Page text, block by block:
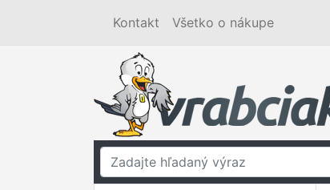
Kontakt Všetko o nákupe